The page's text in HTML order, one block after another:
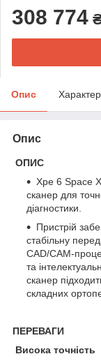
308 774
Опис
Опис
ОПИС
Xpe 6 Space
сканер для
діагностики.
Пристрій
стабільну
CAD/CAM-
та
сканер
складних
ПЕРЕВАГИ
Висока точність